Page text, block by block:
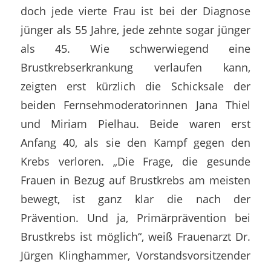
doch jede vierte Frau ist bei der Diagnose
jünger als 55 Jahre, jede zehnte sogar jünger
als 45. Wie schwerwiegend eine
Brustkrebserkrankung verlaufen kann,
zeigten erst kürzlich die Schicksale der
beiden Fernsehmoderatorinnen Jana Thiel
und Miriam Pielhau. Beide waren erst
Anfang 40, als sie den Kampf gegen den
Krebs verloren. „Die Frage, die gesunde
Frauen in Bezug auf Brustkrebs am meisten
bewegt, ist ganz klar die nach der
Prävention. Und ja, Primärprävention bei
Brustkrebs ist möglich“, weiß Frauenarzt Dr.
Jürgen Klinghammer, Vorstandsvorsitzender